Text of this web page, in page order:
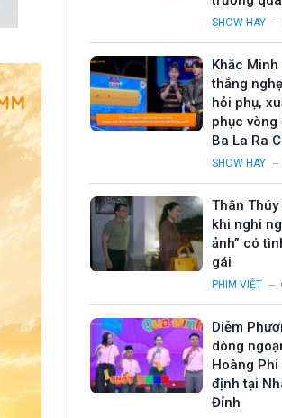
SHOW HAY
Khắc Minh
thắng
hỏi phụ,
phục vòng
Ba La Ra
SHOW HAY
Thân
khi nghi
ảnh” có
gái
PHIM VIỆT
Diễm
dòng
Hoàng
định tại
Đỉnh